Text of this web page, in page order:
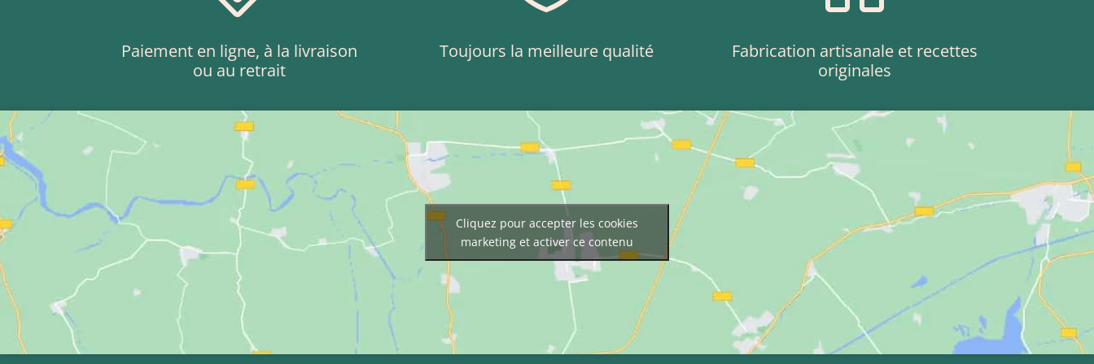
Paiement en ligne, à la livraison
ou au retrait
Toujours la meilleure qualité
Fabrication artisanale et recettes
originales
Cliquez pour accepter les cookies
marketing et activer ce contenu